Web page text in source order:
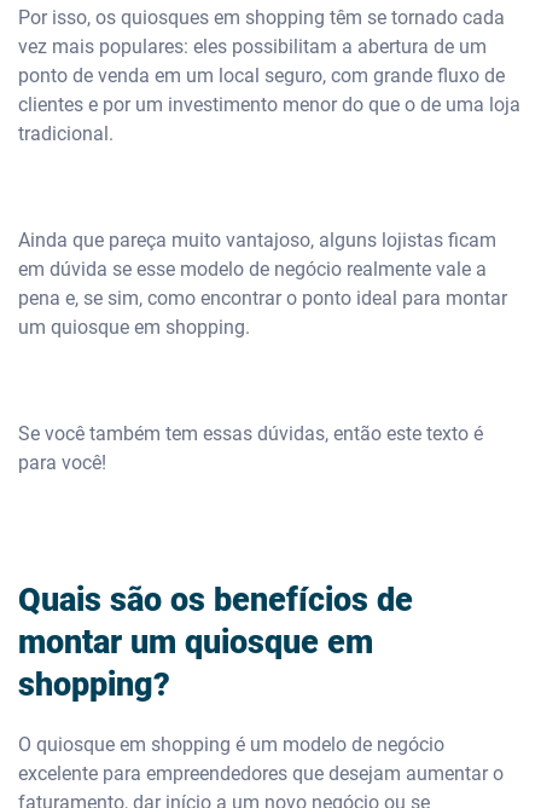
Por isso, os quiosques em shopping têm se tornado cada
vez mais populares: eles possibilitam a abertura de um
ponto de venda em um local seguro, com grande fluxo de
clientes e por um investimento menor do que o de uma loja
tradicional.
Ainda que pareça muito vantajoso, alguns lojistas ficam
em dúvida se esse modelo de negócio realmente vale a
pena e, se sim, como encontrar o ponto ideal para montar
um quiosque em shopping.
Se você também tem essas dúvidas, então este texto é
para você!
Quais são os benefícios de
montar um quiosque em
shopping?
O quiosque em shopping é um modelo de negócio
excelente para empreendedores que desejam aumentar o
faturamento, dar início a um novo negócio ou se